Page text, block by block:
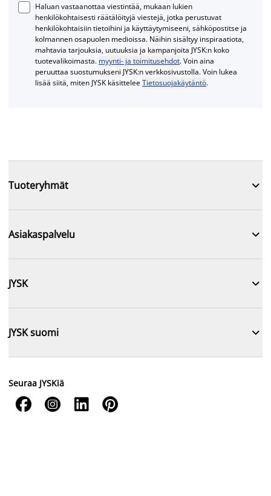
Haluan vastaanottaa viestintää, mukaan lukien
henkilökohtaisesti räätälöityjä viestejä, jotka perustuvat
henkilökohtaisiin tietoihini ja käyttäytymiseeni, sähköpostitse ja
kolmannen osapuolen medioissa. Näihin sisältyy inspiraatiota,
mahtavia tarjouksia, uutuuksia ja kampanjoita JYSK:n koko
tuotevalikoimasta. myynti- ja toimitusehdot. Voin aina
peruuttaa suostumukseni JYSK:n verkkosivustolla. Voin lukea
lisää siitä, miten JYSK käsitteleeTietosuojakäytäntö.
Tuoteryhmät 
Asiakaspalvelu 
JYSK 
JYSK suomi 
Seuraa JYSKiä
   